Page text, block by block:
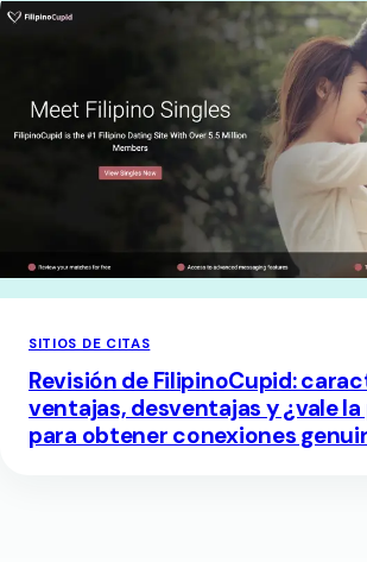
SITIOS DE CITAS
Revisión de FilipinoCupid:
ventajas, desventajas y ¿vale
para obtener conexiones